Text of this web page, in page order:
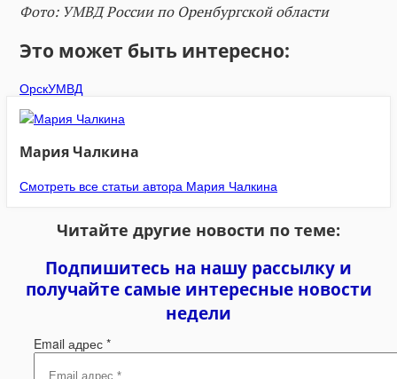
Фото: УМВД России по Оренбургской области
Это может быть интересно:
ОрскУМВД
Мария Чалкина
Смотреть все статьи автора Мария Чалкина
Читайте другие новости по теме:
Подпишитесь на нашу рассылку и
получайте самые интересные новости
недели
Email адрес *